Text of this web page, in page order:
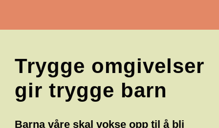
Trygge omgivelser
gir trygge barn
Barna våre skal vokse opp til å bli